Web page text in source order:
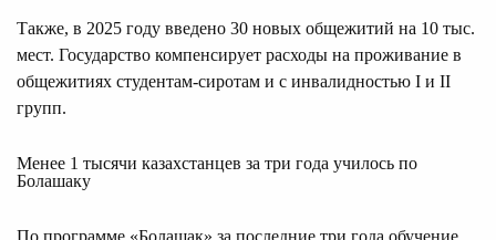
Также, в 2025 году введено 30 новых общежитий на 10 тыс.
мест. Государство компенсирует расходы на проживание в
общежитиях студентам-сиротам и с инвалидностью I и II
групп.
Менее 1 тысячи казахстанцев за три года училось по
Болашаку
По программе «Болашақ» за последние три года обучение